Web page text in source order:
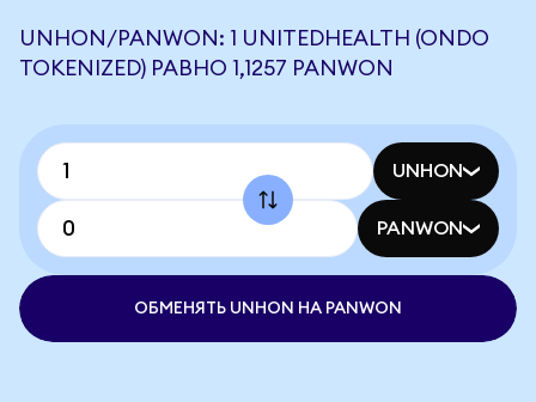
UNHON/PANWON: 1 UNITEDHEALTH (ONDO
TOKENIZED) РАВНО 1,1257 PANWON
UNHON
PANWON
ОБМЕНЯТЬ UNHON НА PANWON